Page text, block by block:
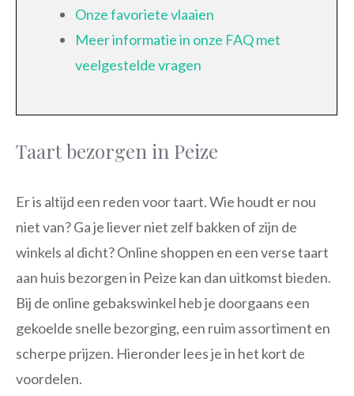
Onze favoriete vlaaien
Meer informatie in onze FAQ met
veelgestelde vragen
Taart bezorgen in Peize
Er is altijd een reden voor taart. Wie houdt er nou
niet van? Ga je liever niet zelf bakken of zijn de
winkels al dicht? Online shoppen en een verse taart
aan huis bezorgen in Peize kan dan uitkomst bieden.
Bij de online gebakswinkel heb je doorgaans een
gekoelde snelle bezorging, een ruim assortiment en
scherpe prijzen. Hieronder lees je in het kort de
voordelen.